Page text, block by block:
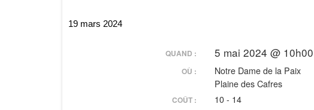
19 mars 2024
QUAND : 5 mai 2024 @
OÙ :
Notre Dame de la Paix
Plaine des Cafres
COÛT : 10 - 14